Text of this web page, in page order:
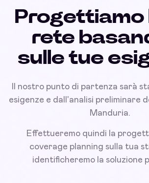
Progettiamo
rete
sulle tue
Il nostro punto di partenza sarà
esigenze e dall'analisi preliminare
Manduria.
Effettueremo quindi la
coverage planning sulla tua
identificheremo la soluzione